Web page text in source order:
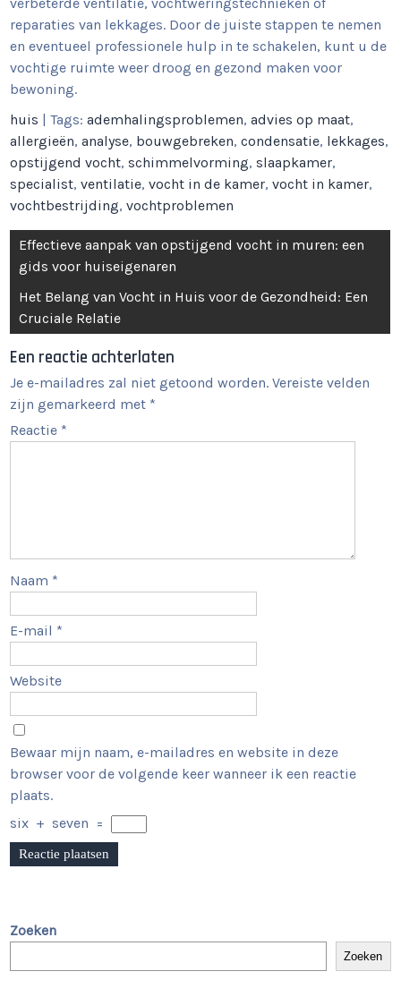
reparaties van lekkages. Door de juiste stappen te nemen
en eventueel professionele hulp in te schakelen, kunt u de
vochtige ruimte weer droog en gezond maken voor
bewoning.
huis | Tags:ademhalingsproblemen,advies op maat,
allergieën,analyse, bouwgebreken,condensatie, lekkages,
opstijgend vocht,schimmelvorming,slaapkamer,
specialist,ventilatie,vocht in de kamer,vocht in kamer,
vochtbestrijding,vochtproblemen
Berichtnavigatie
Effectieve aanpak van opstijgend vocht in muren: een
gids voor huiseigenaren
Het Belang van Vocht in Huis voor de Gezondheid: Een
Cruciale Relatie
Een reactie achterlaten
Je e-mailadres zal niet getoond worden. Vereiste velden
zijn gemarkeerd met *
Reactie *
Naam *
E-mail *
Website
Bewaar mijn naam, e-mailadres en website in deze
browser voor de volgende keer wanneer ik een reactie
plaats.
six + seven =
Zoeken
Zoeken